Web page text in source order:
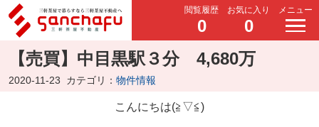
閲覧履歴
0
お気に入り
0
メニュー
【売買】中目黒駅３分 4,680万
2020-11-23 カテゴリ： 物件情報
こんにちは(≧▽≦)